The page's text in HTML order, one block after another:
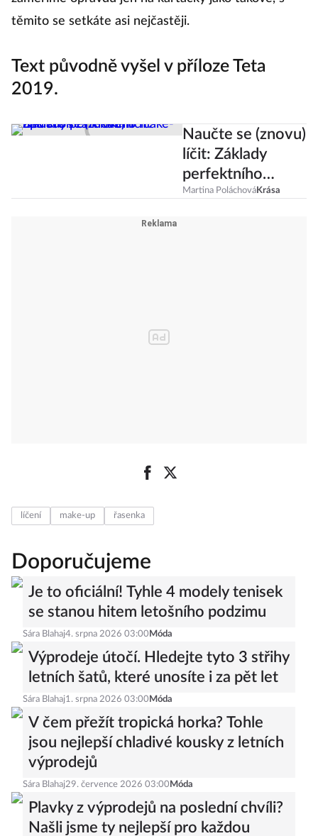
těmito se setkáte asi nejčastěji.
Text původně vyšel v příloze Teta
2019.
Naučte se (znovu)
líčit: Základy
perfektního
make-upu krok za
Martina PoláchováKrása
líčení make-up řasenka
Doporučujeme
Je to oficiální! Tyhle 4 modely tenisek
se stanou hitem letošního podzimu
Sára Blahaj4. srpna 2026 03:00 Móda
Výprodeje útočí. Hledejte tyto 3 střihy
letních šatů, které unosíte i za pět let
Sára Blahaj1. srpna 2026 03:00 Móda
V čem přežít tropická horka? Tohle
jsou nejlepší chladivé kousky z letních
výprodejů
Sára Blahaj29. července 2026 03:00 Móda
Plavky z výprodejů na poslední chvíli?
Našli jsme ty nejlepší pro každou